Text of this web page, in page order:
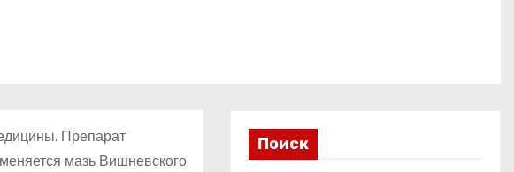
Препарат
мазь Вишневского
Поиск